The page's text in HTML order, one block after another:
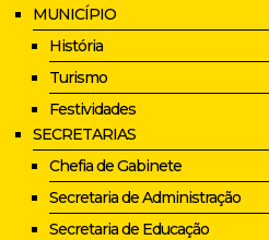
MUNICÍPIO
História
Turismo
Festividades
SECRETARIAS
Chefia de Gabinete
Secretaria de Administração
Secretaria de Educação